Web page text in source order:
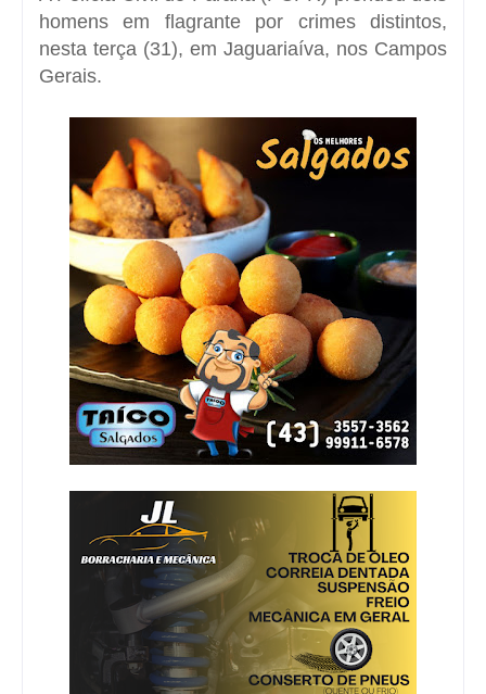
homens em flagrante por crimes distintos,
nesta terça (31), em Jaguariaíva, nos Campos
Gerais.